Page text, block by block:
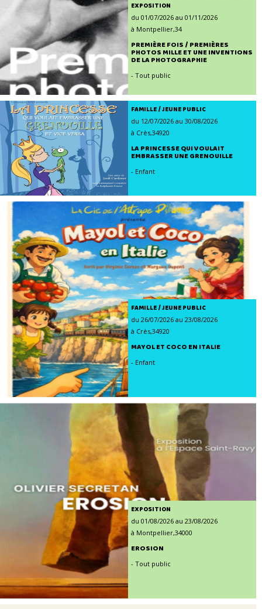
EXPOSITION
du 01/07/2026 au 01/11/2026
à Montpellier,34
PREMIÈRE FOIS / PREMIÈRES
PHOTOS MILLE ET UNE INVENTIONS
DE LA PHOTOGRAPHIE
- Tout public
FAMILLE / JEUNE PUBLIC
du 12/07/2026 au 30/08/2026
à Crès,34920
LA PRINCESSE QUI VOULAIT
EMBRASSER UNE GRENOUILLE
- Enfant
FAMILLE / JEUNE PUBLIC
du 26/07/2026 au 23/08/2026
à Crès,34920
MAYOL ET COCO EN ITALIE
- Enfant
EXPOSITION
du 01/08/2026 au 23/08/2026
à Montpellier,34000
EROSION
- Tout public